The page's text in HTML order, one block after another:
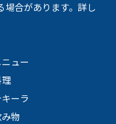
場合があります。詳し
ュー
ーラ
物